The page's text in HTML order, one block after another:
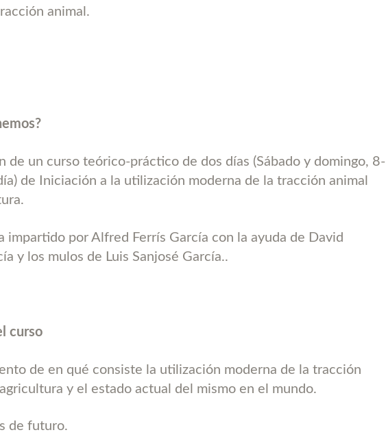
animal.
de un curso teórico-práctico de dos días (Sábado y domingo, 8-
de Iniciación a la utilización moderna de la tracción animal
impartido por Alfred Ferrís García con la ayuda de David
y los mulos de Luis Sanjosé García..
curso
de en qué consiste la utilización moderna de la tracción
y el estado actual del mismo en el mundo.
de futuro.